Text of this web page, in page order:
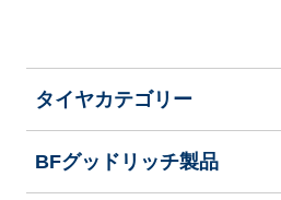
タイヤカテゴリー
BFグッドリッチ製品